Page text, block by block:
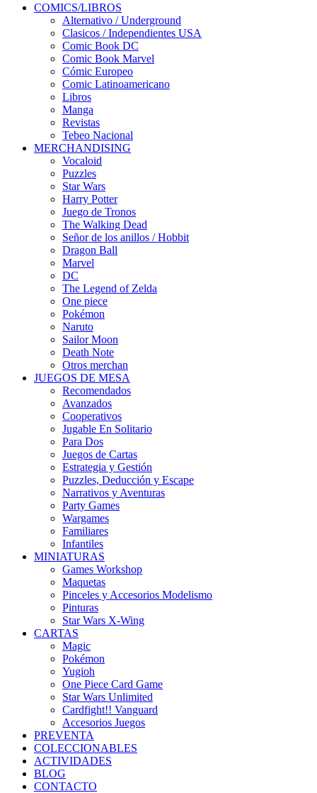
COMICS/LIBROS
Alternativo / Underground
Clasicos / Independientes USA
Comic Book DC
Comic Book Marvel
Cómic Europeo
Comic Latinoamericano
Libros
Manga
Revistas
Tebeo Nacional
MERCHANDISING
Vocaloid
Puzzles
Star Wars
Harry Potter
Juego de Tronos
The Walking Dead
Señor de los anillos / Hobbit
Dragon Ball
Marvel
DC
The Legend of Zelda
One piece
Pokémon
Naruto
Sailor Moon
Death Note
Otros merchan
JUEGOS DE MESA
Recomendados
Avanzados
Cooperativos
Jugable En Solitario
Para Dos
Juegos de Cartas
Estrategia y Gestión
Puzzles, Deducción y Escape
Narrativos y Aventuras
Party Games
Wargames
Familiares
Infantiles
MINIATURAS
Games Workshop
Maquetas
Pinceles y Accesorios Modelismo
Pinturas
Star Wars X-Wing
CARTAS
Magic
Pokémon
Yugioh
One Piece Card Game
Star Wars Unlimited
Cardfight!! Vanguard
Accesorios Juegos
PREVENTA
COLECCIONABLES
ACTIVIDADES
BLOG
CONTACTO